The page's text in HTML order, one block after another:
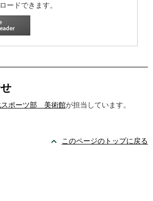
ードできます。
スポーツ部 美術館が担当しています。
このページのトップに戻る